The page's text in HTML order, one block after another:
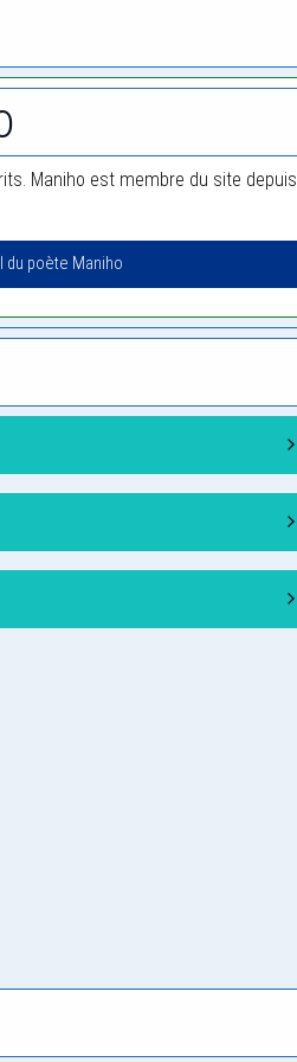
Maniho est membre du site depuis
du poète Maniho